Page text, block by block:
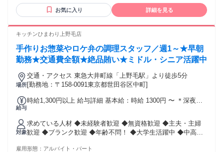
「学力があること」と「教えることが上手い」は全くの別で
す。 自分に自信がない方でも、少しでも教えることが好きな
募ください。 ⭐歓迎条件⭐ ・未経験者大歓迎 ・将来、教育業
週5日勤務もOK ・子どもが好きな方 ・教育に興味のある方
・人とのコミュニケーションが好きな方 ・一人一人と向き合
パート経験者優遇 ⭐採用予定人数は5名以上⭐ 未経験の方で
も、勤務開始前にしっかりとした研修があるから安心です。
められます。
お気に入り 詳細を見る
キッチンひまわり上野毛店
手作りお惣菜やロケ弁の調理スタッフ／週1～★早朝
勤務★交通費全額★絶品賄い★ミドル・シニア活躍中
場所
交通・アクセス 東急大井町線「上野毛駅」より徒歩5分
[勤務地：〒158-0091東京都世田谷区中町]
給与
時給1,300円以上 給与詳細 基本給：時給 1300円 〜 ＊深夜時
対象
求めている人材 ◆未経験者歓迎 ◆無資格歓迎 ◆主夫・主婦
歓迎 ◆ブランク歓迎 ◆年齢不問！ ◆大学生活躍中 ◆中高
ＷワークOK ◆扶養内勤務OK ◆近隣にお住いの方多数活躍
雇用形態： アルバイト・パート